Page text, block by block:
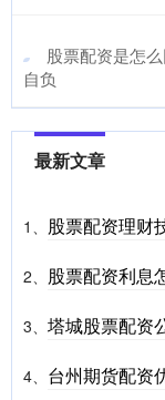
股票配资是怎
自负
最新文章
1、 股票配资理财
2、 股票配资利息
3、 塔城股票配资
4、 台州期货配资